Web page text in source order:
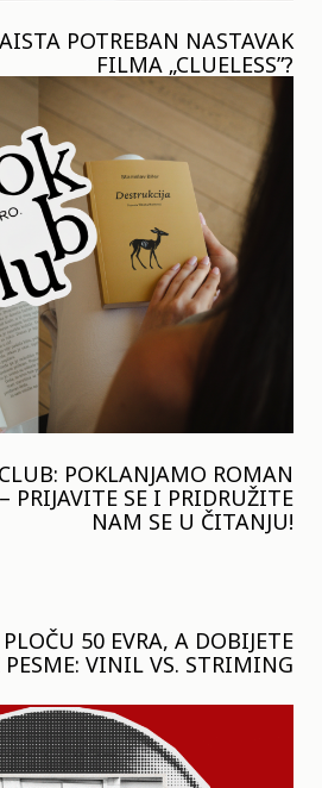
POTREBAN NASTAVAK
FILMA „CLUELESS”?
POKLANJAMO ROMAN
PRIJAVITE SE I PRIDRUŽITE
NAM SE U ČITANJU!
50 EVRA, A DOBIJETE
PESME: VINIL VS. STRIMING